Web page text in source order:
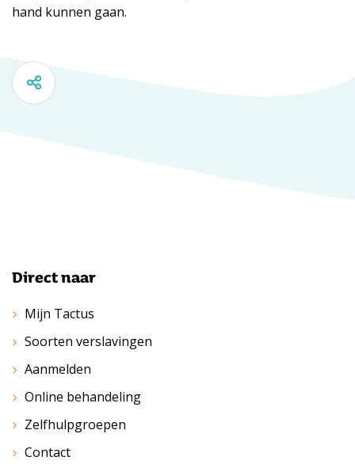
hand kunnen gaan.
Direct naar
Mijn Tactus
Soorten verslavingen
Aanmelden
Online behandeling
Zelfhulpgroepen
Contact